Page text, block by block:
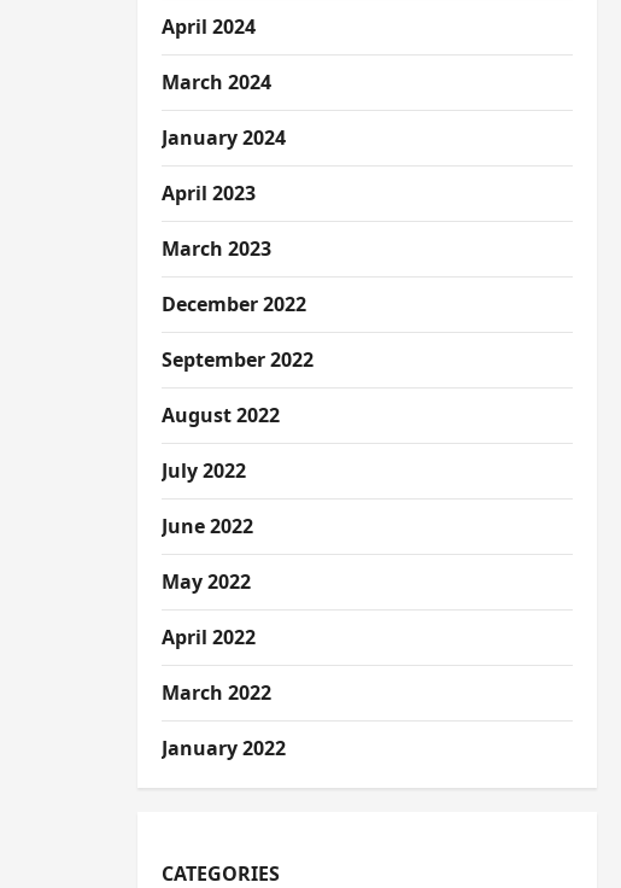
April 2024
March 2024
January 2024
April 2023
March 2023
December 2022
September 2022
August 2022
July 2022
June 2022
May 2022
April 2022
March 2022
January 2022
CATEGORIES